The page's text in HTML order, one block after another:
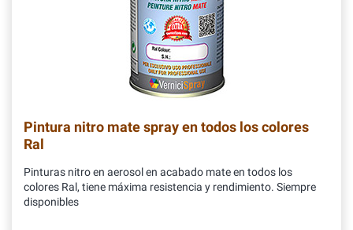
Pintura nitro mate spray en todos los colores
Ral
Pinturas nitro en aerosol en acabado mate en todos los
colores Ral, tiene máxima resistencia y rendimiento. Siempre
disponibles